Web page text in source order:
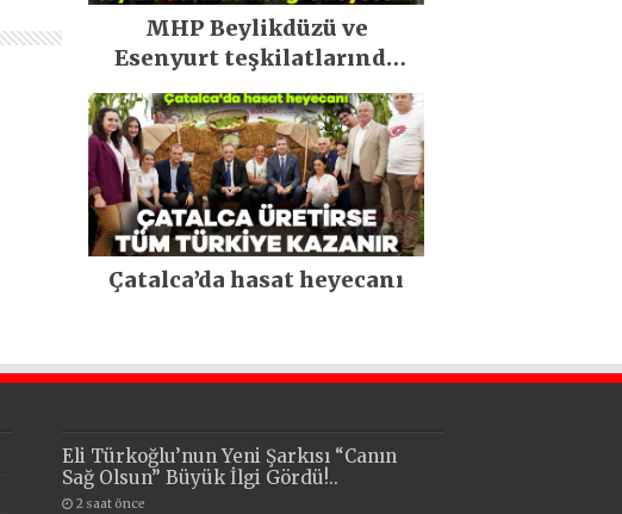
MHP Beylikdüzü ve
Esenyurt teşkilatlarında
kongre heyecanı!
Çatalca’da hasat heyecanı
Eli Türkoğlu’nun Yeni Şarkısı “Canın
Sağ Olsun” Büyük İlgi Gördü!..
2 saat önce